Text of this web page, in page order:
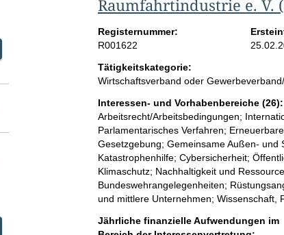
Selektion Vollzeitäquivalent der Beschäftigten im Bereich der
Selektion Höhe der jährlichen finanziellen Aufwendungen
Raumfahrtindustrie e. V.
Registernummer:
R001622
Tätigkeitskategorie:
Wirtschaftsverband oder
Interessen- und Vorhabenbereiche (26):
Arbeitsrecht/Arbeitsbedingungen;
Parlamentarisches Verfahren;
Gesetzgebung; Gemeinsame Außen- und
Katastrophenhilfe; Cybersicherheit;
Klimaschutz; Nachhaltigkeit und
Bundeswehrangelegenheiten;
und mittlere Unternehmen; Wissenschaft,
Jährliche finanzielle Aufwendungen im